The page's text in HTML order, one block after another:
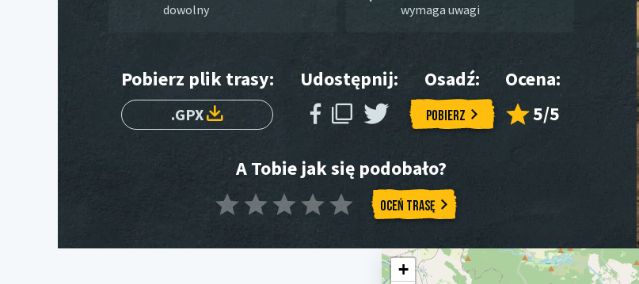
+
Pobierz plik trasy:
.GPX
Udostępnij: Osadź:
Pobierz
Ocena:
5/5
A Tobie jak się podobało?
Oceń trasę
dowolny wymaga uwagi